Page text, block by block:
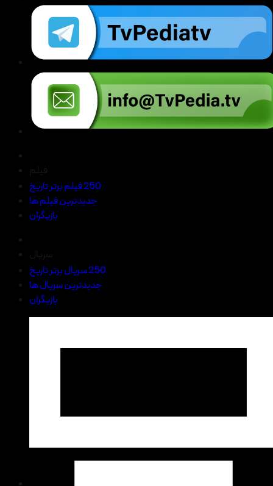
250 فیلم برتر تاریخ
جدیدترین فیلم ها
بازیگران
250 سریال برتر تاریخ
جدیدترین سریال ها
بازیگران